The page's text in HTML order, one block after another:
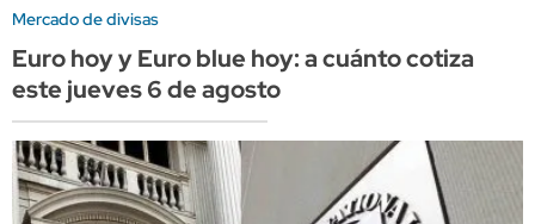
Mercado de divisas
Euro hoy y Euro blue hoy: a cuánto cotiza
este jueves 6 de agosto